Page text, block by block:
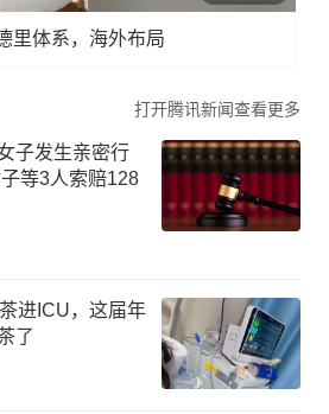
里体系，海外布局
打开腾讯新闻查看更多
子发生亲密行
等3人索赔128
进ICU，这届年
了